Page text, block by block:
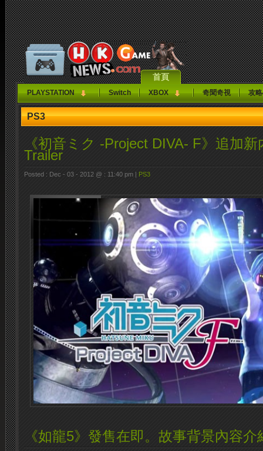
首頁
PLAYSTATION Switch XBOX 奇聞奇視 攻
PS3
《初音ミク -Project DIVA- F》追加
Trailer
Posted : Dec - 03 - 2012 @ : 11:40 pm | PS3
《如龍5》發售在即。故事背景內容介